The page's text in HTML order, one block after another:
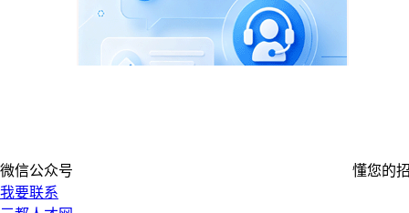
微信公众号
懂您的
我要联系